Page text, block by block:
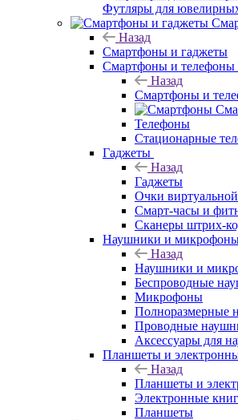
Футляры для
Назад
Смартфоны и гаджеты
Смартфоны и телефоны
Назад
Смартфоны и
Телефоны
Стационарные
Гаджеты
Назад
Гаджеты
Очки
Смарт-часы и
Сканеры штрих-
Наушники и
Назад
Наушники и
Беспроводные
Микрофоны
Полноразмерные
Проводные
Аксессуары для
Планшеты и
Назад
Планшеты и
Электронные
Планшеты